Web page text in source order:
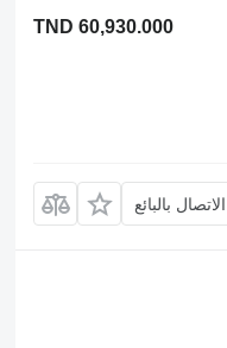
TND 60,930.000
الاتصال بالبائع